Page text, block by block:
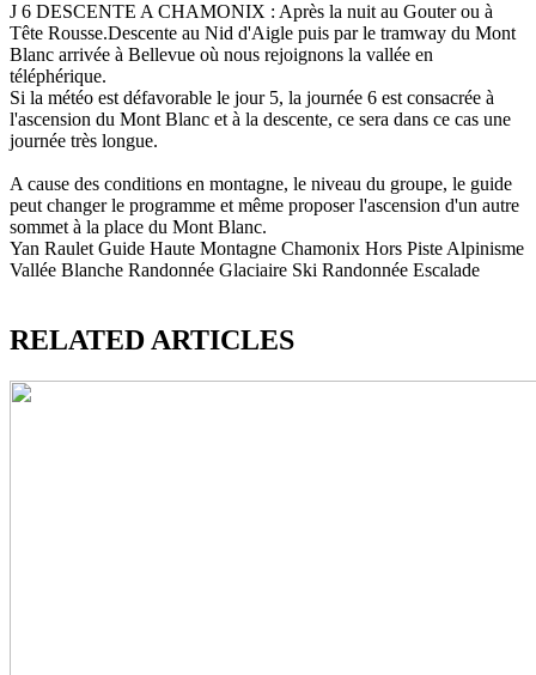
J 6 DESCENTE A CHAMONIX : Après la nuit au Gouter ou à
Tête Rousse.Descente au Nid d'Aigle puis par le tramway du Mont
Blanc arrivée à Bellevue où nous rejoignons la vallée en
téléphérique.
Si la météo est défavorable le jour 5, la journée 6 est consacrée à
l'ascension du Mont Blanc et à la descente, ce sera dans ce cas une
journée très longue.
A cause des conditions en montagne, le niveau du groupe, le guide
peut changer le programme et même proposer l'ascension d'un autre
sommet à la place du Mont Blanc.
Yan Raulet Guide Haute Montagne Chamonix Hors Piste Alpinisme
Vallée Blanche Randonnée Glaciaire Ski Randonnée Escalade
RELATED ARTICLES